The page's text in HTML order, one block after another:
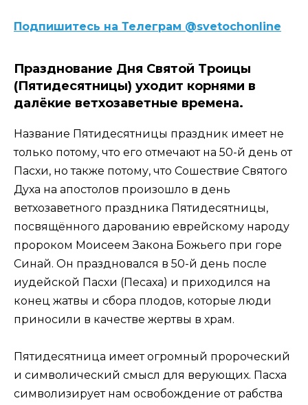
Подпишитесь на Телеграм @svetochonline
Празднование Дня Святой Троицы
(Пятидесятницы) уходит корнями в
далёкие ветхозаветные времена.
Название Пятидесятницы праздник имеет не
только потому, что его отмечают на 50-й день от
Пасхи, но также потому, что Сошествие Святого
Духа на апостолов произошло в день
ветхозаветного праздника Пятидесятницы,
посвящённого дарованию еврейскому народу
пророком Моисеем Закона Божьего при горе
Синай. Он праздновался в 50­-й день после
иудейской Пасхи (Песаха) и приходился на
конец жатвы и сбора плодов, которые люди
приносили в качестве жертвы в храм.
Пятидесятница имеет огромный пророческий
и символический смысл для верующих. Пасха
символизирует нам освобождение от рабства